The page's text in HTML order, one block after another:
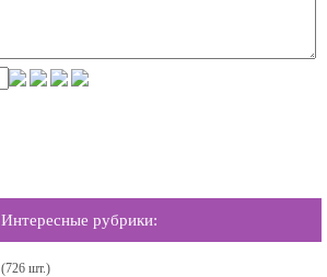
Интересные рубрики:
(726 шт.)